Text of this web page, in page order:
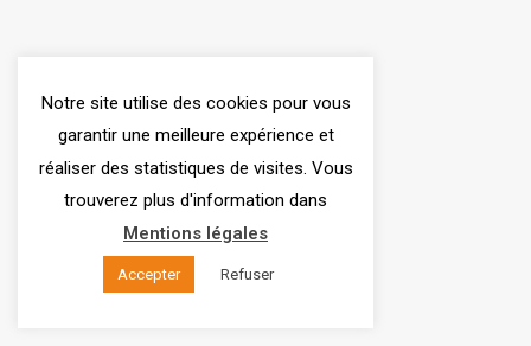
Notre site utilise des cookies pour vous
garantir une meilleure expérience et
réaliser des statistiques de visites. Vous
trouverez plus d'information dans
Mentions légales
Accepter Refuser